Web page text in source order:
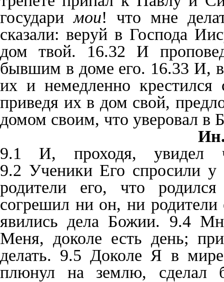
государимои! что мне
сказали: веруй в Господа
дом твой. 16.32 И
бывшим в доме его. 16.33 И,
их и немедленно
приведя их в дом свой,
домом своим, что уверовал в
9.1 И, проходя, увидел
9.2 Ученики Его спросили
родители его, что
согрешил ни он, ни
явились дела Божии. 9.4
Меня, доколе есть день;
делать. 9.5 Доколе Я в
плюнул на землю, сделал